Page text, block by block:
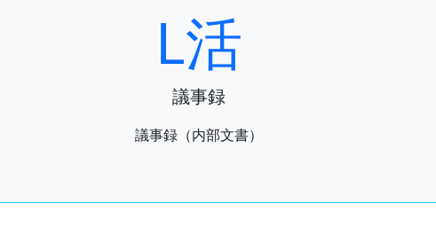
L活
議事録
議事録（内部文書）